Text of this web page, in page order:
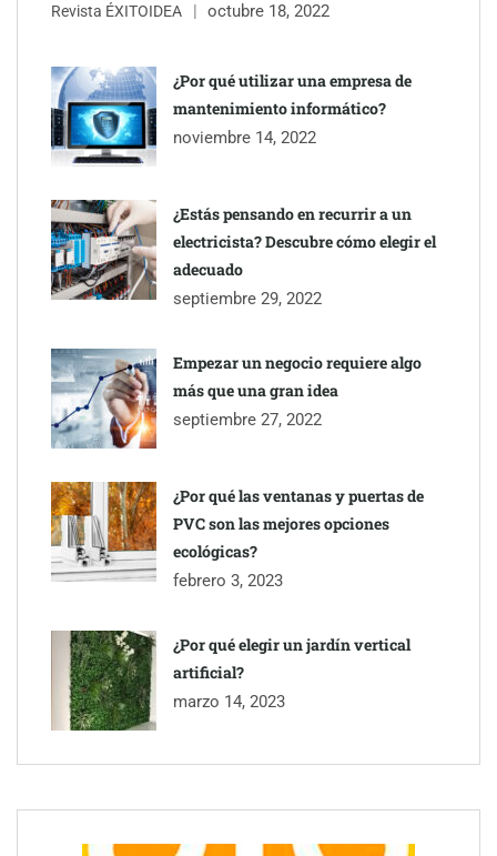
impermeabilización de las viviendas antes de las vacaciones
Servimudanzas supera las 3.000 reseñas con 4,8 estrellas en
mudanzas en Barcelona
Revista ÉXITOIDEA octubre 18, 2022
¿Por qué utilizar una empresa de
mantenimiento informático?
noviembre 14, 2022
¿Estás pensando en recurrir a un
electricista? Descubre cómo elegir el
adecuado
septiembre 29, 2022
Empezar un negocio requiere algo
más que una gran idea
septiembre 27, 2022
¿Por qué las ventanas y puertas de
PVC son las mejores opciones
ecológicas?
febrero 3, 2023
¿Por qué elegir un jardín vertical
artificial?
marzo 14, 2023